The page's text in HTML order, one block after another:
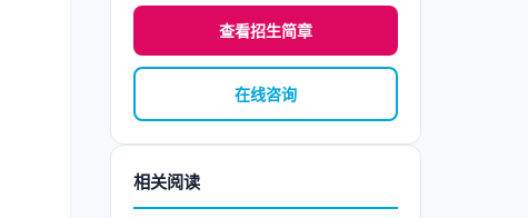
查看招生简章
在线咨询
相关阅读